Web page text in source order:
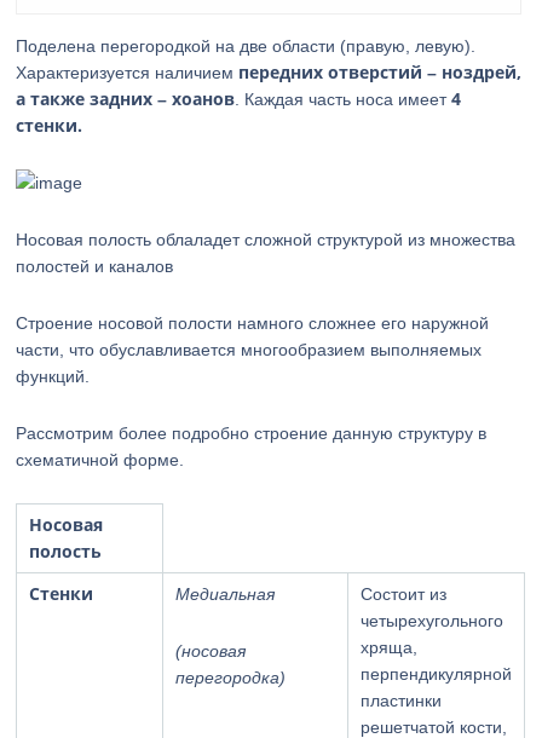
Поделена перегородкой на две области (правую, левую).
Характеризуется наличием передних отверстий – ноздрей,
а также задних – хоанов . Каждая часть носа имеет4
стенки.
Носовая полость облаладет сложной структурой из множества
полостей и каналов
Строение носовой полости намного сложнее его наружной
части, что обуславливается многообразием выполняемых
функций.
Рассмотрим более подробно строение данную структуру в
схематичной форме.
Носовая
полость
Стенки
Медиальная
(носовая
перегородка)
Состоит из
четырехугольного
хряща,
перпендикулярной
пластинки
решетчатой кости,